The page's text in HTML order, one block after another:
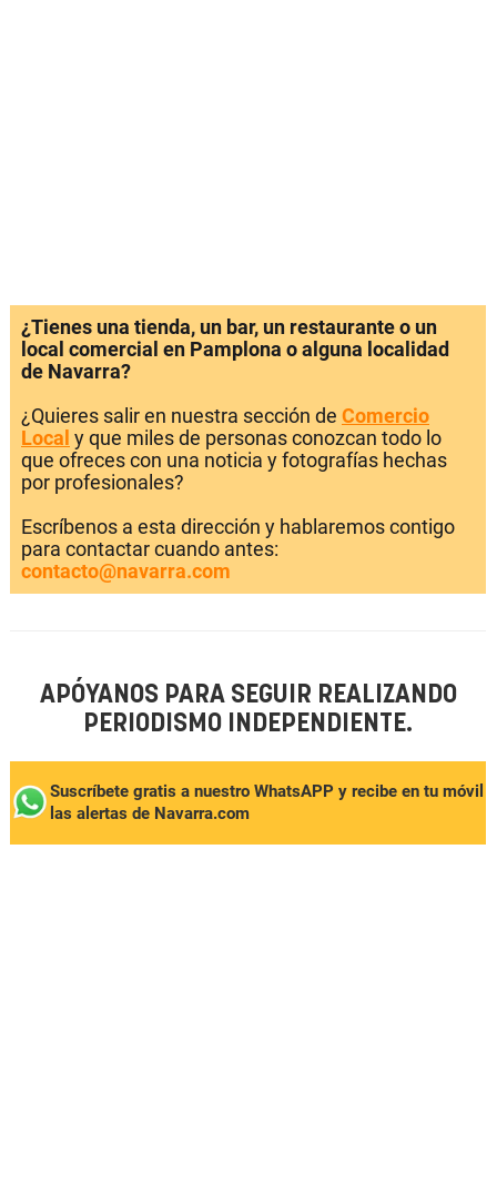
¿Tienes una tienda, un bar, un restaurante o un
local comercial en Pamplona o alguna localidad
de Navarra?
¿Quieres salir en nuestra sección de Comercio
Local y que miles de personas conozcan todo lo
que ofreces con una noticia y fotografías hechas
por profesionales?
Escríbenos a esta dirección y hablaremos contigo
para contactar cuando antes:
contacto@navarra.com
APÓYANOS PARA SEGUIR REALIZANDO
PERIODISMO INDEPENDIENTE.
Suscríbete gratis a nuestro WhatsAPP y recibe en tu móvil
las alertas de Navarra.com